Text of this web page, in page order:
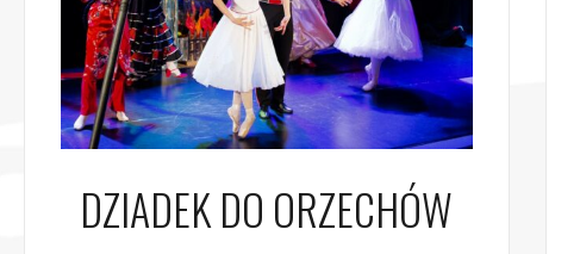
DZIADEK DO ORZECHÓW